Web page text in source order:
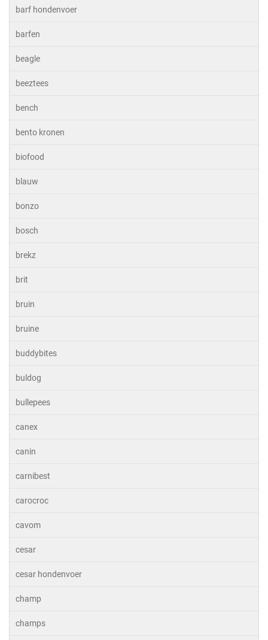
barf hondenvoer
barfen
beagle
beeztees
bench
bento kronen
biofood
blauw
bonzo
bosch
brekz
brit
bruin
bruine
buddybites
buldog
bullepees
canex
canin
carnibest
carocroc
cavom
cesar
cesar hondenvoer
champ
champs